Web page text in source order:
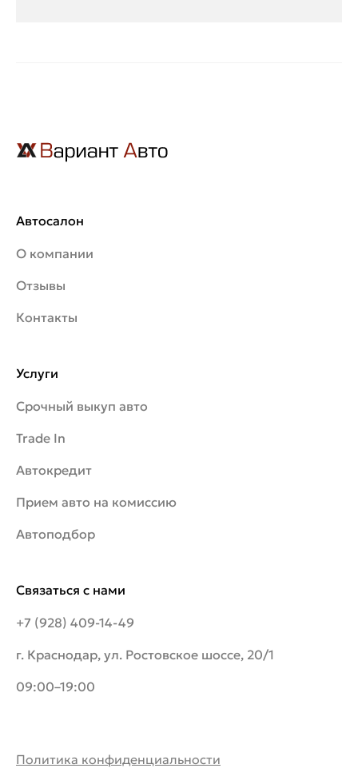
Автосалон
О компании
Отзывы
Контакты
Связаться с нами
+7 (928) 409-14-49
г. Краснодар, ул. Ростовское шоссе, 20/1
09:00–19:00
Услуги
Срочный выкуп авто
Trade In
Автокредит
Прием авто на комиссию
Автоподбор
Политика конфиденциальности